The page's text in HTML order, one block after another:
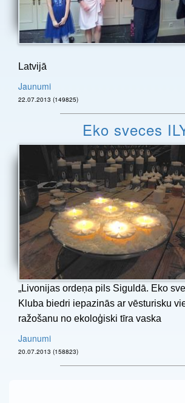
Latvijā
Jaunumi
22.07.2013 (149825)
Eko sveces
„Livonijas ordeņa pils Siguldā. Eko
Kluba biedri iepazinās ar vēsturisku
ražošanu no ekoloģiski tīra vaska
Jaunumi
20.07.2013 (158823)